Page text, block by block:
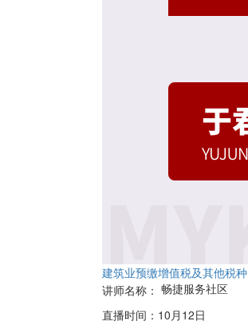
建筑业预缴增值税及其他税种
讲师名称： 畅捷服务社区
直播时间： 10月12日